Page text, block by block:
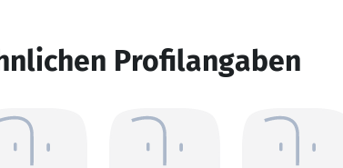
Profilangaben